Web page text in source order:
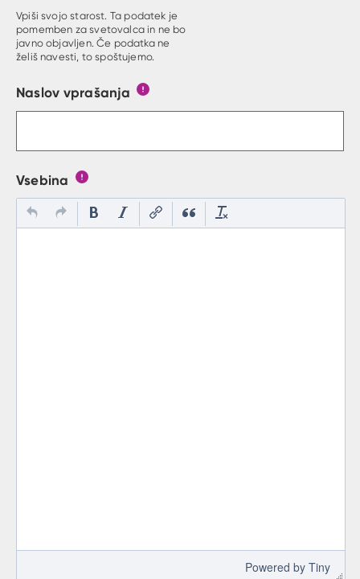
Vpiši svojo starost. Ta podatek je
pomemben za svetovalca in ne bo
javno objavljen. Če podatka ne
želiš navesti, to spoštujemo.
Naslov vprašanja
Vsebina
Powered by Tiny